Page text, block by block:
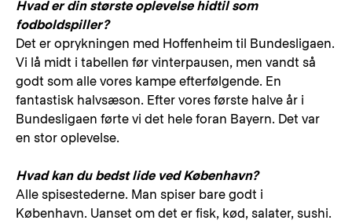
Hvad er din største oplevelse hidtil som
fodboldspiller?
Det er oprykningen med Hoffenheim til Bundesligaen.
Vi lå midt i tabellen før vinterpausen, men vandt så
godt som alle vores kampe efterfølgende. En
fantastisk halvsæson. Efter vores første halve år i
Bundesligaen førte vi det hele foran Bayern. Det var
en stor oplevelse.
Hvad kan du bedst lide ved København?
Alle spisestederne. Man spiser bare godt i
København. Uanset om det er fisk, kød, salater, sushi.